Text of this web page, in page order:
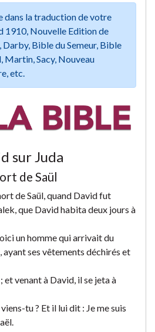
dans la traduction de votre
1910, Nouvelle Edition de
Darby, Bible du Semeur, Bible
Martin, Sacy, Nouveau
etc.
sur Juda
de Saül
de Saül, quand David fut
que David habita deux jours à
un homme qui arrivait du
ayant ses vêtements déchirés et
et venant à David, il se jeta à
tu ? Et il lui dit : Je me suis